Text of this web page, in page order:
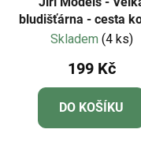
bludišťárna - cesta
světa
Skladem (4 ks)
199 Kč
DO KOŠÍKU